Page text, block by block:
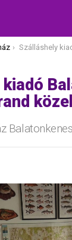
Szálláshely kiadó Balatonkenesén a szabadstrand